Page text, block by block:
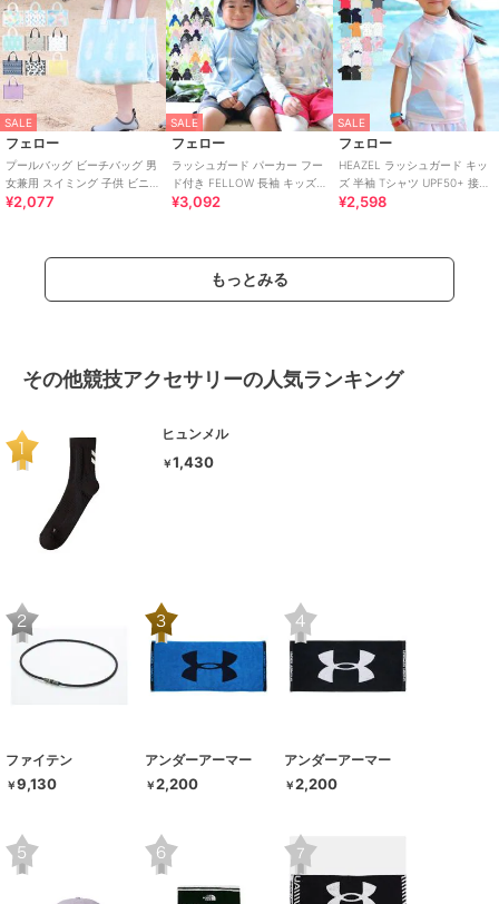
SALE
フェロー
プールバッグ ビーチバッグ 男
女兼用 スイミング 子供 ビニー
ルバッグ スイムバッグ 水泳バ
¥2,077
SALE
フェロー
ラッシュガード パーカー フー
ド付き FELLOW 長袖 キッズ
UPF50+ 速乾 接触冷感
¥3,092
SALE
フェロー
HEAZEL ラッシュガード キッ
ズ 半袖 Tシャツ UPF50+ 接触
冷感 UVカット98％
¥2,598
もっとみる
その他競技アクセサリーの人気ランキング
ヒュンメル
￥1,430
ファイテン
￥9,130
アンダーアーマー
￥2,200
アンダーアーマー
￥2,200